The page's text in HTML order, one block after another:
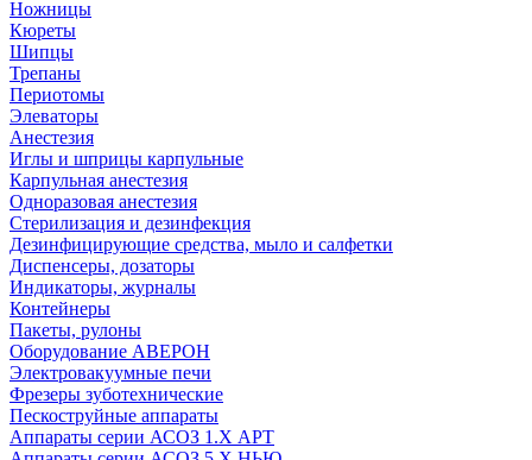
Ножницы
Кюреты
Шипцы
Трепаны
Периотомы
Элеваторы
Анестезия
Иглы и шприцы карпульные
Карпульная анестезия
Одноразовая анестезия
Стерилизация и дезинфекция
Дезинфицирующие средства, мыло и салфетки
Диспенсеры, дозаторы
Индикаторы, журналы
Контейнеры
Пакеты, рулоны
Оборудование АВЕРОН
Электровакуумные печи
Фрезеры зуботехнические
Пескоструйные аппараты
Аппараты серии АСОЗ 1.Х АРТ